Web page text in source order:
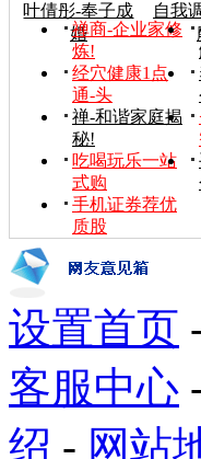
叶倩彤-奉子成
婚
自我
禅商-企业家修
炼!
经穴健康1点
通-头
禅-和谐家庭揭
秘!
吃喝玩乐一站
式购
手机证券荐优
质股
设置首页
客服中心
绍 - 网站